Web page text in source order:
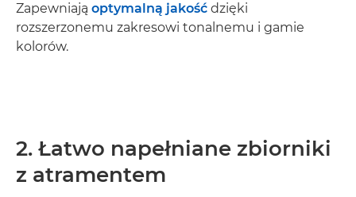
Zapewniają optymalną jakość dzięki
rozszerzonemu zakresowi tonalnemu i gamie
kolorów.
2. Łatwo napełniane zbiorniki
z atramentem